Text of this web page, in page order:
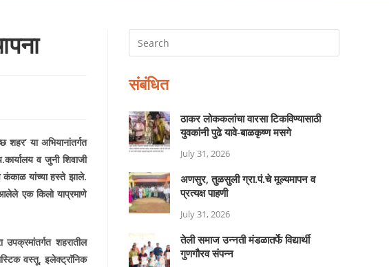
शहर‘या अभियानांतर्गत
व जुनी शिवाजी
कंकाळ यांच्या हस्ते झाले.
आलेले एक किलो याप्रमाणे
शहरातील
वस्तू,इलेक्ट्राॅनिक
संबंधित
ठाकर लोककलांचा वारसा टिकविण्यासाठी
युवकांनी पुढे यावे-बाळकृष्ण मसगे
July 31, 2026
अणसुर, तुळसुली ग्रा.पं.चे मूल्यमापन व
प्रत्यक्ष पाहणी
July 31, 2026
तेली समाज उन्नती मंडळातर्फे विद्यार्थी
गुणगौरव संपन्न